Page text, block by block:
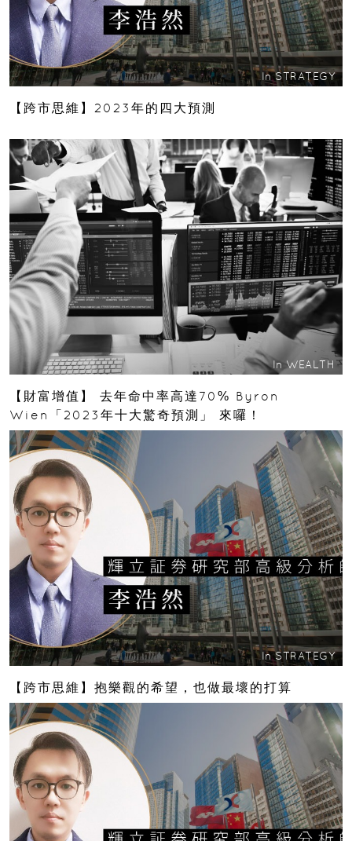
In STRATEGY
【跨市思維】2023年的四大預測
In WEALTH
【財富增值】 去年命中率高達70% Byron
Wien「2023年十大驚奇預測」 來囉！
In STRATEGY
【跨市思維】抱樂觀的希望，也做最壞的打算